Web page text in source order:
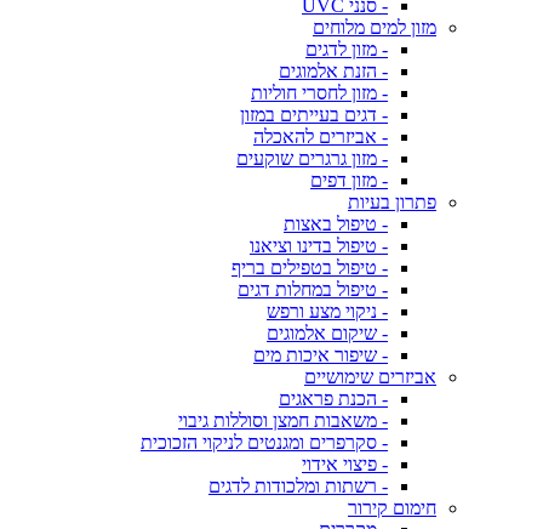
- סנני UVC
מזון למים מלוחים
- מזון לדגים
- הזנת אלמוגים
- מזון לחסרי חוליות
- דגים בעייתים במזון
- אביזרים להאכלה
- מזון גרגרים שוקעים
- מזון דפים
פתרון בעיות
- טיפול באצות
- טיפול בדינו וציאנו
- טיפול בטפילים בריף
- טיפול במחלות דגים
- ניקוי מצע ורפש
- שיקום אלמוגים
- שיפור איכות מים
אביזרים שימושיים
- הכנת פראגים
- משאבות חמצן וסוללות גיבוי
- סקרפרים ומגנטים לניקוי הזכוכית
- פיצוי אידוי
- רשתות ומלכודות לדגים
חימום קירור